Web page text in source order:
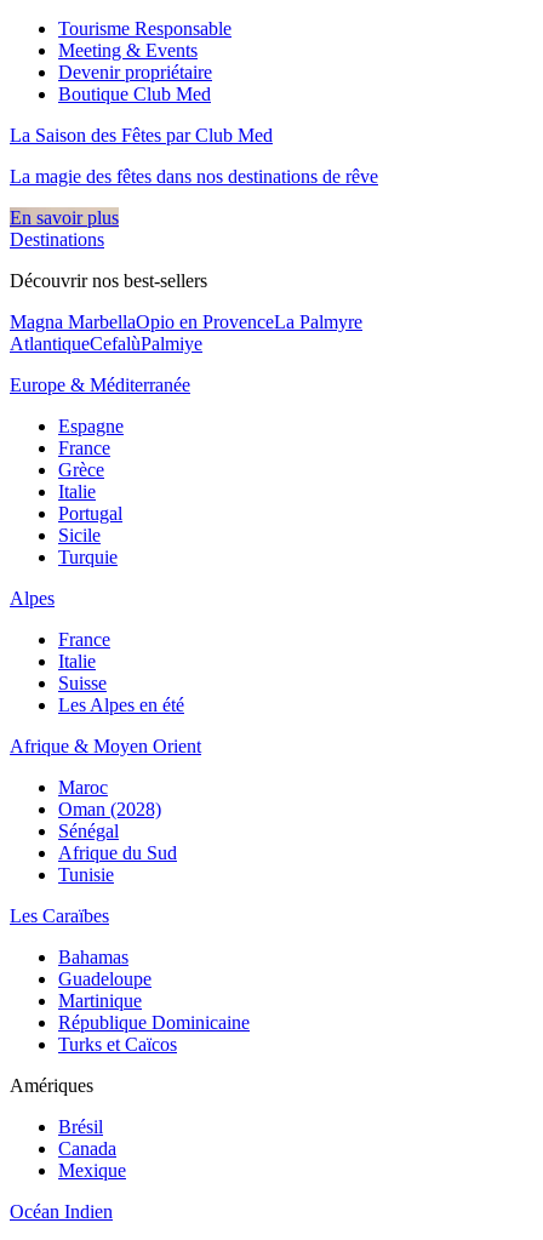
Tourisme Responsable
Meeting & Events
Devenir propriétaire
Boutique Club Med
La Saison des Fêtes par Club Med
La magie des fêtes dans nos destinations de rêve​
En savoir plus
Destinations
Découvrir nos best-sellers
Magna MarbellaOpio en ProvenceLa Palmyre
AtlantiqueCefalùPalmiye
Europe & Méditerranée
Espagne
France
Grèce
Italie
Portugal
Sicile
Turquie
Alpes
France
Italie
Suisse
Les Alpes en été
Afrique & Moyen Orient
Maroc
Oman (2028)
Sénégal
Afrique du Sud
Tunisie
Les Caraïbes
Bahamas
Guadeloupe
Martinique
République Dominicaine
Turks et Caïcos
Amériques
Brésil
Canada
Mexique
Océan Indien